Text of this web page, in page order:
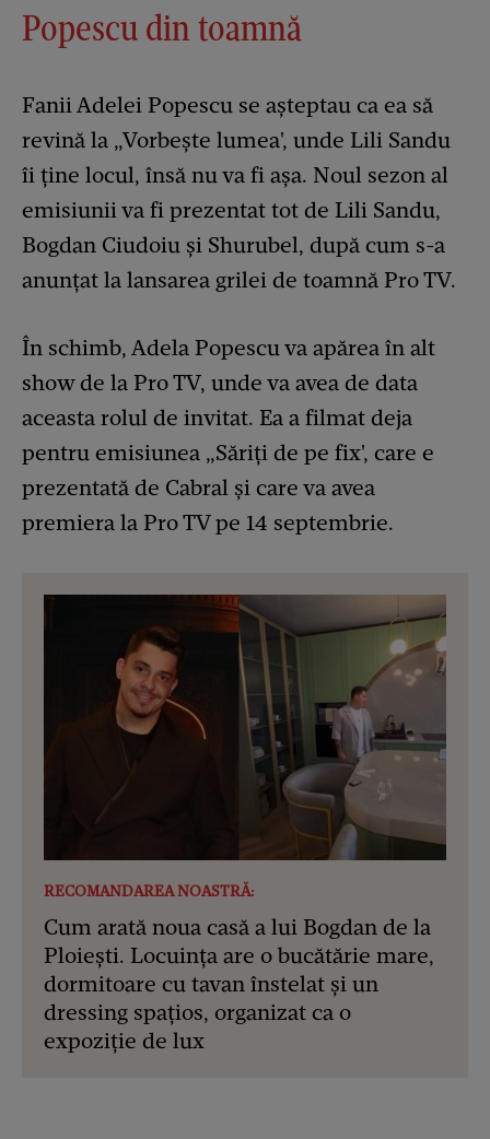
Popescu din toamnă
Fanii Adelei Popescu se așteptau ca ea să
revină la „Vorbește lumea', unde Lili Sandu
îi ține locul, însă nu va fi așa. Noul sezon al
emisiunii va fi prezentat tot de Lili Sandu,
Bogdan Ciudoiu și Shurubel, după cum s-a
anunțat la lansarea grilei de toamnă Pro TV.
În schimb, Adela Popescu va apărea în alt
show de la Pro TV, unde va avea de data
aceasta rolul de invitat. Ea a filmat deja
pentru emisiunea „Săriți de pe fix', care e
prezentată de Cabral și care va avea
premiera la Pro TV pe 14 septembrie.
RECOMANDAREA NOASTRĂ:
Cum arată noua casă a lui Bogdan de la
Ploiești. Locuința are o bucătărie mare,
dormitoare cu tavan înstelat și un
dressing spațios, organizat ca o
expoziție de lux